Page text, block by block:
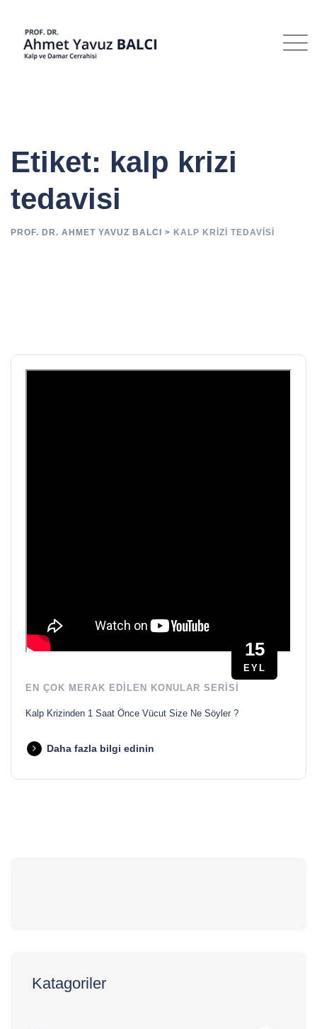
Etiket: kalp krizi
tedavisi
PROF. DR. AHMET YAVUZ BALCI > KALP KRIZI TEDAVISI
15
EYL
EN ÇOK MERAK EDILEN KONULAR SERISI
Kalp Krizinden 1 Saat Önce Vücut Size Ne Söyler ?
Daha fazla bilgi edinin
Katagoriler